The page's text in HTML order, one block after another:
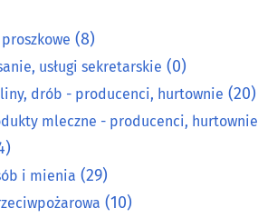
(8)
usługi sekretarskie (0)
drób - producenci, hurtownie (20)
mleczne - producenci, hurtownie
i mienia (29)
(10)